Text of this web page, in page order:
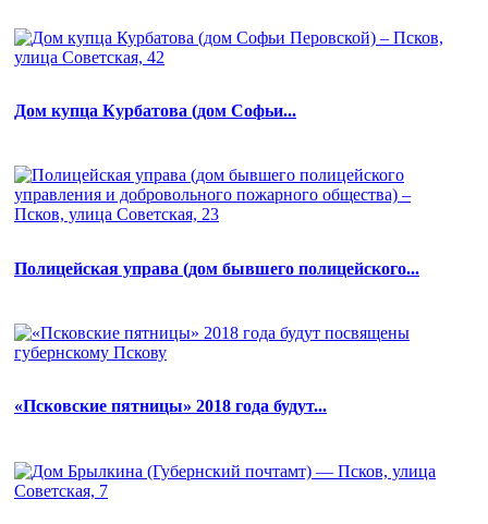
Дом купца Курбатова (дом Софьи...
Полицейская управа (дом бывшего полицейского...
«Псковские пятницы» 2018 года будут...